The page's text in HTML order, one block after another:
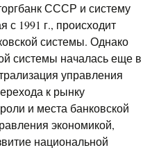
СССР и систему
с 1991 г., происходит
системы. Однако
системы началась еще в
управления
к рынку
и места банковской
экономикой,
национальной